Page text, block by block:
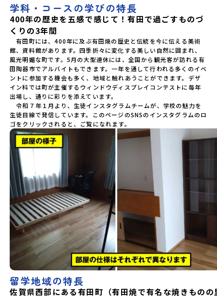
学科・コースの学びの特長
400年の歴史を五感で感じて！有田で過ごすものづ
くりの3年間
有田町には、400年に及ぶ有田焼の歴史と伝統を今に伝える美術
館、資料館があります。四季折々に変化する美しい自然に囲まれ、
風光明媚な町です。5月の大型連休には、全国から観光客が訪れる有
田陶器市でアルバイトもできます。一年を通して行われる多くのイベ
ントに参加する機会も多く、地域と触れあうことができます。デザ
イン科では町が主催するウィンドウディスプレイコンテストに毎年
出場し、通りに彩りを添えています。
令和７年１月より、生徒インスタグラムチームが、学校の魅力を
生徒目線で発信しています。このページのSNSのインスタグラムのロ
ゴをクリックされると、ご覧になれます。
留学地域の特長
佐賀県西部にある有田町（有田焼で有名な焼きものの